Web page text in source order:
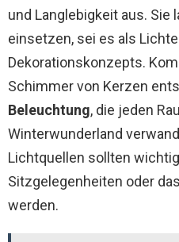
und Langlebigkeit aus.
einsetzen, sei es als
Dekorationskonzepts.
Schimmer von Kerzen
Beleuchtung, die jeden
Winterwunderland
Lichtquellen sollten
Sitzgelegenheiten oder
werden.